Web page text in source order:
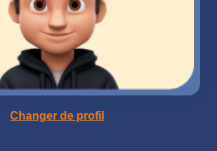
Changer de profil